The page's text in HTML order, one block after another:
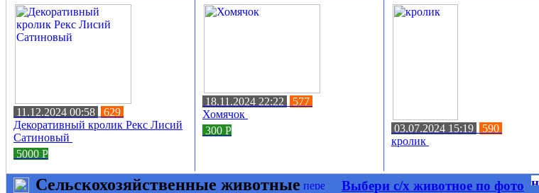
11.12.2024 00:58
629
Декоративный кролик Рекс Лисий
Сатиновый
5000 Р
18.11.2024 22:22
577
Хомячок
300 Р 03.07.2024 15:19
590
кролик
Сельскохозяйственные животные Выбери с/х животное по фото